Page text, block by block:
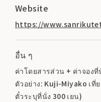
Website
https://
อื่น ๆ
ค่าโดยสารส่วน + ค่าจองที่
ตัวอย่าง: Kuji-Miyako เที่
ตั๋วระบุที่นั่ง 300 เยน)